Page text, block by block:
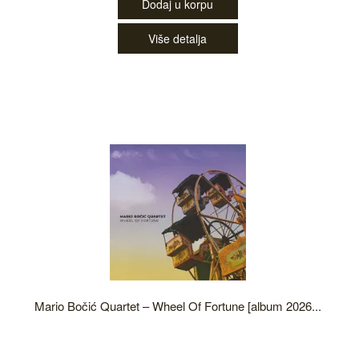
Dodaj u korpu
Više detalja
Mario Bočić Quartet – Wheel Of Fortune [album 2026...